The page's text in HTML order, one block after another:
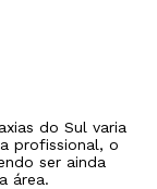
do Sul varia
profissional, o
ser ainda
área.